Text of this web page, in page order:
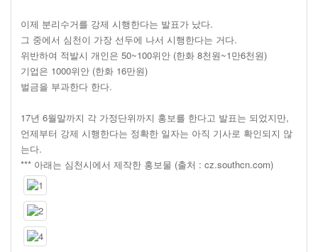
이제 분리수거를 강제 시행한다는 발표가 났다.
그 중에서 심천이 가장 선두에 나서 시행한다는 거다.
위반하여 적발시 개인은 50~100위안 (한화 8천원~1만6천원)
기업은 1000위안 (한화 16만원)
벌금을 부과한다 한다.
17년 6월말까지 각 가정단위까지 홍보를 한다고 발표는 되었지만,
언제부터 강제 시행한다는 정확한 일자는 아직 기사로 확인되지 않
는다.
*** 아래는 심천시에서 제작한 홍보물 (출처 : cz.southcn.com)